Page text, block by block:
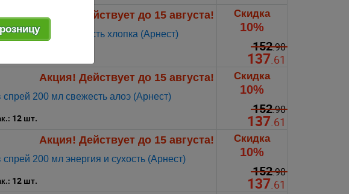
Акция! Действует до 15 августа!
200 мл мягкость хлопка (Арнест)
Скидка
10%
152.90
137.61
Акция! Действует до 15 августа!
200 мл свежесть алоэ (Арнест)
12 шт.
Скидка
10%
152.90
137.61
Акция! Действует до 15 августа!
200 мл энергия и сухость (Арнест)
12 шт.
Скидка
10%
152.90
137.61